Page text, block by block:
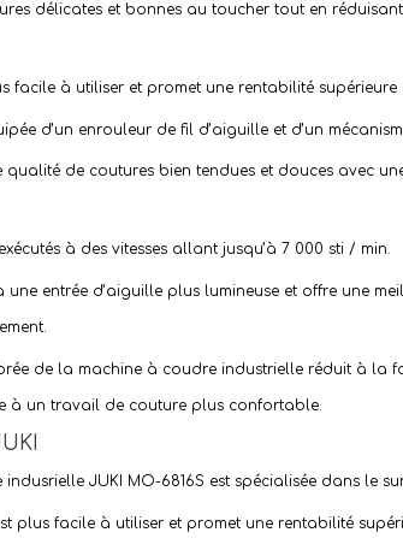
délicates et bonnes au toucher tout en
facile à utiliser et promet une rentabilité
d’un enrouleur de fil d’aiguille et d’un
qualité de coutures bien tendues et douces avec
à des vitesses allant jusqu’à 7 000 sti / min.
une entrée d’aiguille plus lumineuse et offre une
de la machine à coudre industrielle réduit à la
à un travail de couture plus confortable.
JUKI MO-6816S est spécialisée dans le
plus facile à utiliser et promet une rentabilité